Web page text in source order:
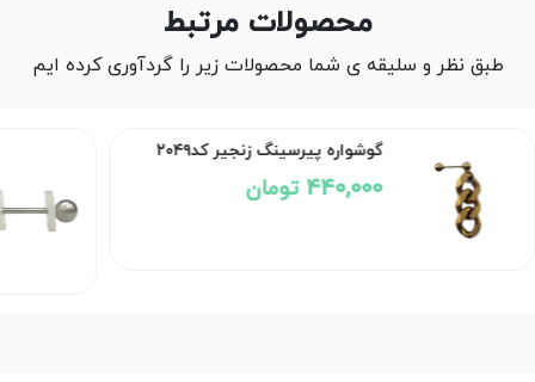
محصولات مرتبط
طبق نظر و سلیقه ی شما محصولات زیر را گردآوری کرده ایم
گوشواره پیرسینگ مراقبت از
کلویید کد۲۹۵۳